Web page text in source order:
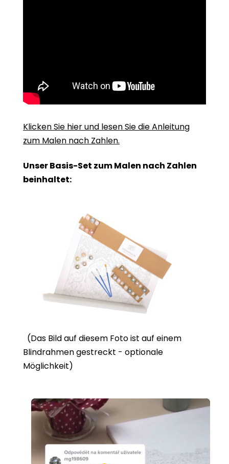
Klicken Sie hier und lesen Sie die Anleitung
zum Malen nach Zahlen.
Unser Basis-Set zum Malen nach Zahlen
beinhaltet:
(Das Bild auf diesem Foto ist auf einem
Blindrahmen gestreckt - optionale
Möglichkeit)